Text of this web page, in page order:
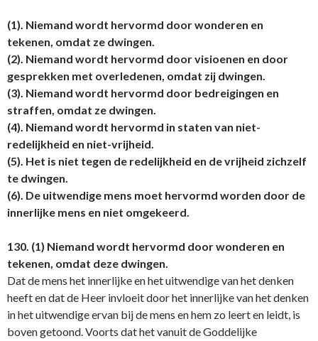
(1). Niemand wordt hervormd door wonderen en
tekenen, omdat ze dwingen.
(2). Niemand wordt hervormd door visioenen en door
gesprekken met overledenen, omdat zij dwingen.
(3). Niemand wordt hervormd door bedreigingen en
straffen, omdat ze dwingen.
(4). Niemand wordt hervormd in staten van niet-
redelijkheid en niet-vrijheid.
(5). Het is niet tegen de redelijkheid en de vrijheid zichzelf
te dwingen.
(6). De uitwendige mens moet hervormd worden door de
innerlijke mens en niet omgekeerd.
130. (1) Niemand wordt hervormd door wonderen en
tekenen, omdat deze dwingen.
Dat de mens het innerlijke en het uitwendige van het denken
heeft en dat de Heer invloeit door het innerlijke van het denken
in het uitwendige ervan bij de mens en hem zo leert en leidt, is
boven getoond. Voorts dat het vanuit de Goddelijke